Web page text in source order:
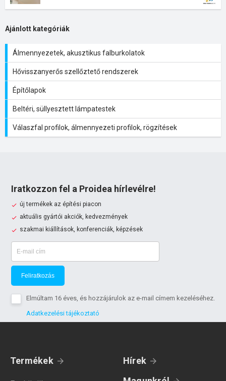
Ajánlott kategóriák
Álmennyezetek, akusztikus falburkolatok
Hővisszanyerős szellőztető rendszerek
Építőlapok
Beltéri, süllyesztett lámpatestek
Válaszfal profilok, álmennyezeti profilok, rögzítések
Iratkozzon fel a Proidea hírlevélre!
új termékek az építési piacon
aktuális gyártói akciók, kedvezmények
szakmai kiállítások, konferenciák, képzések
Feliratkozás
Elmúltam 16 éves, és hozzájárulok az e-mail címem kezeléséhez.
Adatkezelési tájékoztató
Termékek
Hírek